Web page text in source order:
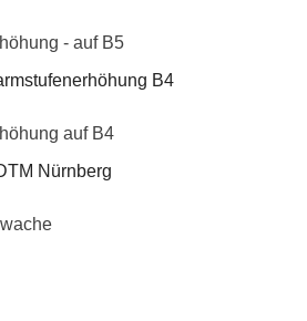
- auf B5
B4
auf B4
Nürnberg